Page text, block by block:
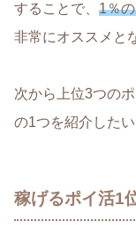
することで、 1％
非常にオススメと
次から上位3つの
の1つを紹介したい
稼げるポイ活1